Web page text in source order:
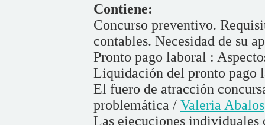
Contiene:
Concurso preventivo.
contables. Necesidad de su
Pronto pago laboral :
Liquidación del pronto pago
El fuero de atracción
problemática / Valeria Abalos
Las ejecuciones individuales